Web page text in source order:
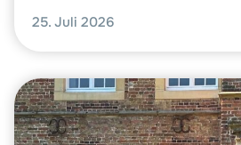
25. Juli 2026